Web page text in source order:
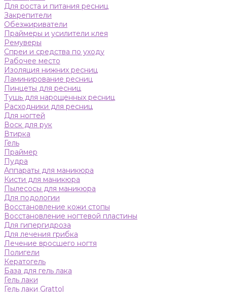
Для роста и питания ресниц
Закрепители
Обезжириватели
Праймеры и усилители клея
Ремуверы
Спреи и средства по уходу
Рабочее место
Изоляция нижних ресниц
Ламинирование ресниц
Пинцеты для ресниц
Тушь для нарощенных ресниц
Расходники для ресниц
Для ногтей
Воск для рук
Втирка
Гель
Праймер
Пудра
Аппараты для маникюра
Кисти для маникюра
Пылесосы для маникюра
Для подологии
Восстановление кожи стопы
Восстановление ногтевой пластины
Для гипергидроза
Для лечения грибка
Лечение вросшего ногтя
Полигели
Кератогель
База для гель лака
Гель лаки
Гель лаки Grattol